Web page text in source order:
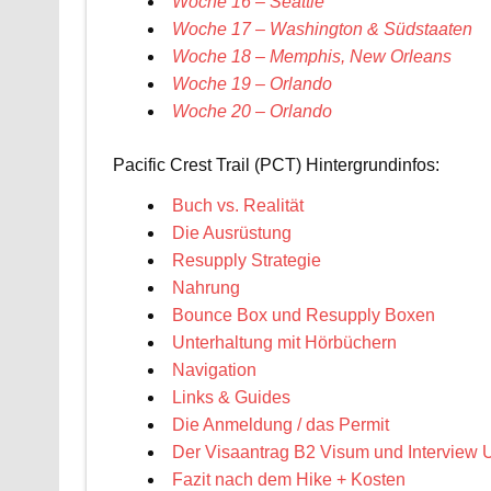
Woche 17 – Washington & Südstaaten
Woche 18 – Memphis, New Orleans
Woche 19 – Orlando
Woche 20 – Orlando
Pacific Crest Trail (PCT) Hintergrundinfos:
Buch vs. Realität
Die Ausrüstung
Resupply Strategie
Nahrung
Bounce Box und Resupply Boxen
Unterhaltung mit Hörbüchern
Navigation
Links & Guides
Die Anmeldung / das Permit
Der Visaantrag B2 Visum und Interview
Fazit nach dem Hike + Kosten